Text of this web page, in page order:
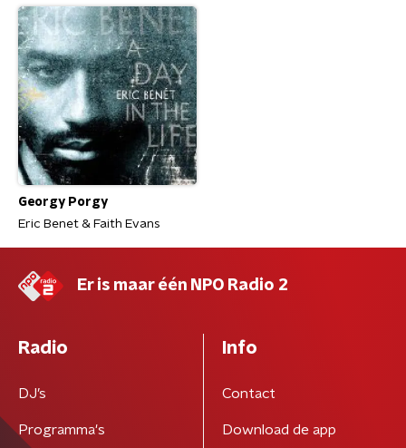
Georgy Porgy
Eric Benet & Faith Evans
Er is maar één NPO Radio 2
Radio
DJ’s
Programma's
Info
Contact
Download de app